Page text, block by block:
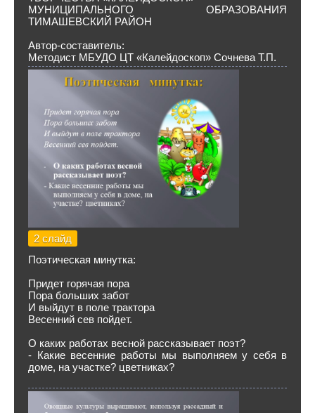
МУНИЦИПАЛЬНОГО ОБРАЗОВАНИЯ
ТИМАШЕВСКИЙ РАЙОН
Автор-составитель:
Методист МБУДО ЦТ «Калейдоскоп» Сочнева Т.П.
2 слайд
Поэтическая минутка:
Придет горячая пора
Пора больших забот
И выйдут в поле трактора
Весенний сев пойдет.
О каких работах весной рассказывает поэт?
- Какие весенние работы мы выполняем у себя в
доме, на участке? цветниках?